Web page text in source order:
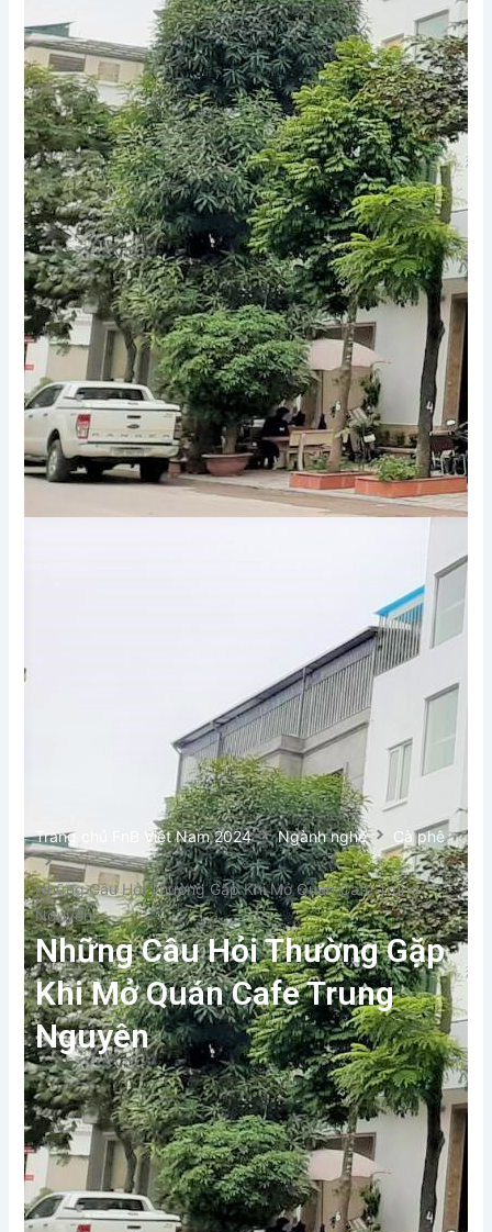
Trang chủ FnB Việt Nam 2024 Ngành nghề Cà phê
Những Câu Hỏi Thường Gặp Khi Mở Quán Cafe Trung
Nguyên
Những Câu Hỏi Thường Gặp
Khi Mở Quán Cafe Trung
Nguyên